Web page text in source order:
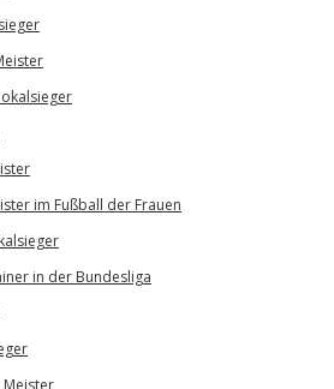
im Fußball der Frauen
in der Bundesliga